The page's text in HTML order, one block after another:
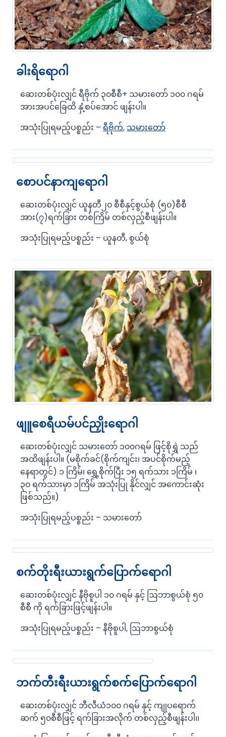
ခါးရိရောဂါ
ဆေးတစ်ပုံးလျှင် ရီဗိုက် ၃၀စီစီ+ သမားတော် ၁၀၀ ဂရမ်
အားအပင်ခြေထိ နှံ့စပ်အောင် ဖျန်းပါ။
အသုံးပြုရမည့်ပစ္စည်း – ရီဗိုက်, သမားတော်
စောပင်နာကျရောဂါ
ဆေးတစ်ပုံးလျှင် ယူနတီ၂၀ စီစီနှင့်စွယ်စုံ (၅၀)စီစီ
အား(၇)ရက်ခြား တစ်ကြိမ် တစ်လှည့်စီဖျန်းပါ။
အသုံးပြုရမည့်ပစ္စည်း – ယူနတီ, စွယ်စုံ
ဖျူစေရီယမ်ပင်ညှိုးရောဂါ
ဆေးတစ်ပုံးလျှင် သမားတော် ၁၀၀ဂရမ် ဖြင့်စိုရွှဲ သည်
အထိဖျန်းပါ။ (မစိုက်ခင်(စိုက်ကျင်း၊ အပင်စိုက်မည့်
နေရာတွင်) ၁ ကြိမ်၊ ရွှေ့စိုက်ပြီး ၁၅ ရက်သား ၁ကြိမ် ၊
၃၀ ရက်သားမှာ ၁ကြိမ် အသုံးပြု နိုင်လျှင် အကောင်းဆုံး
ဖြစ်သည်။)
အသုံးပြုရမည့်ပစ္စည်း – သမားတော်
စက်တိုးရီးယားရွက်ပြောက်ရောဂါ
ဆေးတစ်ပုံးလျှင် နီဗိုစူပါ ၁၀ ဂရမ် နှင့် ဩဘာစွယ်စုံ ၅၀
စီစီ ကို ရက်ခြားဖြင့်ဖျန်းပါ။
အသုံးပြုရမည့်ပစ္စည်း – နီဗိုစူပါ, ဩဘာစွယ်စုံ
ဘက်တီးရီးယားရွက်စက်ပြောက်ရောဂါ
ဆေးတစ်ပုံးလျှင် ဘီလီယံ၁၀၀ ဂရမ် နှင့် ကျုပရောက်
ဆက် ၅၀စီစီဖြင့် ရက်ခြားအလိုက် တစ်လှည့်စီဖျန်းပါ၊၊